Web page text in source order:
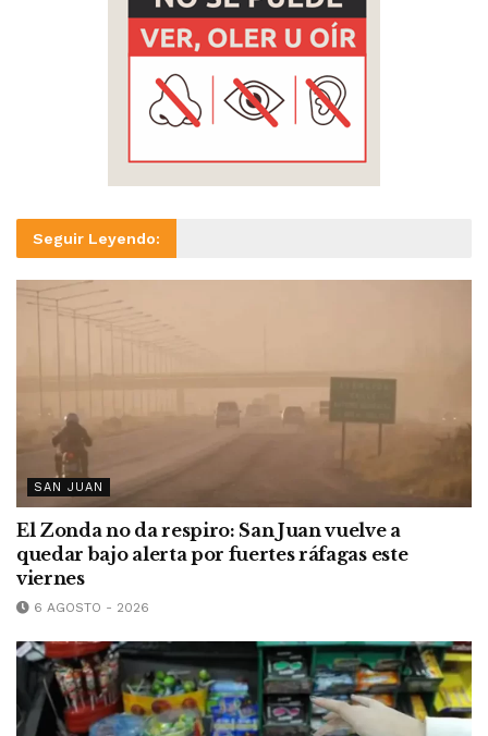
Seguir Leyendo:
SAN JUAN
El Zonda no da respiro: San Juan vuelve a
quedar bajo alerta por fuertes ráfagas este
viernes
6 AGOSTO - 2026